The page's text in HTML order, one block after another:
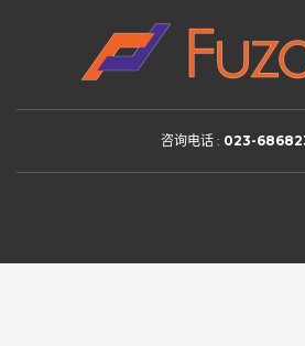
HOW TO SHOP
Login or create new account.
2 Review your order.
FREEshipment
If you still have problems, please let us
SHOWROOM HOURS
咨询电话 : 023-